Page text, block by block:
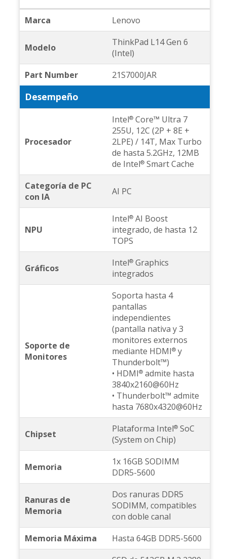
Marca Lenovo
Modelo
ThinkPad L14 Gen 6
(Intel)
Part Number
21S7000JAR
Desempeño
Procesador
Intel®Core™ Ultra 7
255U, 12C (2P + 8E +
2LPE) / 14T, Max Turbo
de hasta 5.2GHz, 12MB
de Intel®Smart Cache
Categoría de PC
con IA
AI PC
NPU
Intel®AI Boost
integrado, de hasta 12
TOPS
Gráficos Intel®Graphics
integrados
Soporte de
Monitores
Soporta hasta 4
pantallas
independientes
(pantalla nativa y 3
monitores externos
mediante HDMI®y
Thunderbolt™)
• HDMI®admite hasta
3840x2160@60Hz
• Thunderbolt™ admite
hasta 7680x4320@60Hz
Chipset Plataforma Intel®SoC
(System on Chip)
Memoria
1x 16GB SODIMM
DDR5-5600
Ranuras de
Memoria
Dos ranuras DDR5
SODIMM, compatibles
con doble canal
Memoria Máxima
Hasta 64GB DDR5-5600